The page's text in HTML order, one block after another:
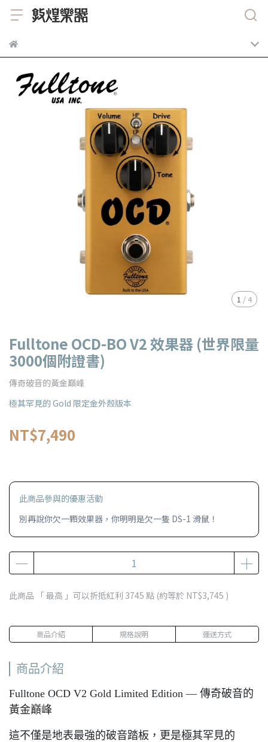
1 / 4
Fulltone OCD-BO V2 效果器 (世界限量
3000個附證書)
傳奇破音的黃金巔峰
極其罕見的 Gold 限定金外殼版本
NT$7,490
此商品參與的優惠活動
別再說你欠一顆效果器，你明明是欠一隻 DS-1 滑鼠！
此商品 「 最高 」可以折抵紅利 3745 點 (約等於 NT$3,745 )
商品介紹 規格說明 運送方式
商品介紹
Fulltone OCD V2 Gold Limited Edition — 傳奇破音的
黃金巔峰
這不僅是地表最強的破音踏板，更是極其罕見的